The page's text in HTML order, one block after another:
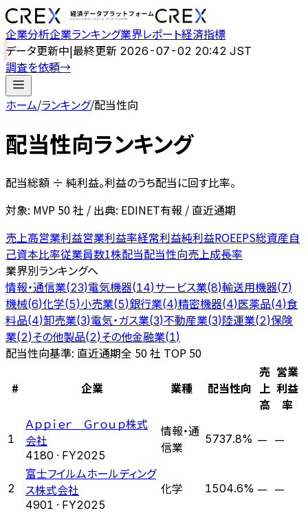
企業分析企業ランキング業界レポート経済指標
データ更新中|最終更新 2026-07-02 20:42 JST
調査を依頼→
ホーム/ランキング/配当性向
配当性向ランキング
配当総額 ÷ 純利益。利益のうち配当に回す比率。
対象: MVP 50社 / 出典: EDINET有報 / 直近通期
売上高営業利益営業利益率経常利益純利益ROEEPS総資産自
己資本比率従業員数1株配当配当性向売上成長率
業界別ランキングへ
情報・通信業(23)電気機器(14)サービス業(8)輸送用機器(7)
機械(6)化学(5)小売業(5)銀行業(4)精密機器(4)医薬品(4)食
料品(4)卸売業(3)電気・ガス業(3)不動産業(3)陸運業(2)保険
業(2)その他製品(2)その他金融業(1)
配当性向基準: 直近通期全 50 社 TOP 50
# 企業 業種 配当性向
売
上
高
営業
利益
率
1
Ａｐｐｉｅｒ Ｇｒｏｕｐ株式
会社
4180 · FY2025
情報・通
信業
5737.8% — —
2
富士フイルムホールディング
ス株式会社
4901 · FY2025
化学 1504.6% — —